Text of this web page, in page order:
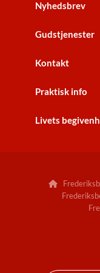
Nyhedsbrev
Gudstjenester
Kontakt
Praktisk info
Livets
